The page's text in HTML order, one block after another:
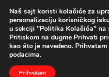
Naslovna Vesti Poljoprivreda
Naš sajt koristi kolačiće za
personalizaciju korisničkog
u sekciji "Politika Kolačića" na
Pritiskom na dugme Prihvati
kao što je navedeno.
podacima.
Prihvatam